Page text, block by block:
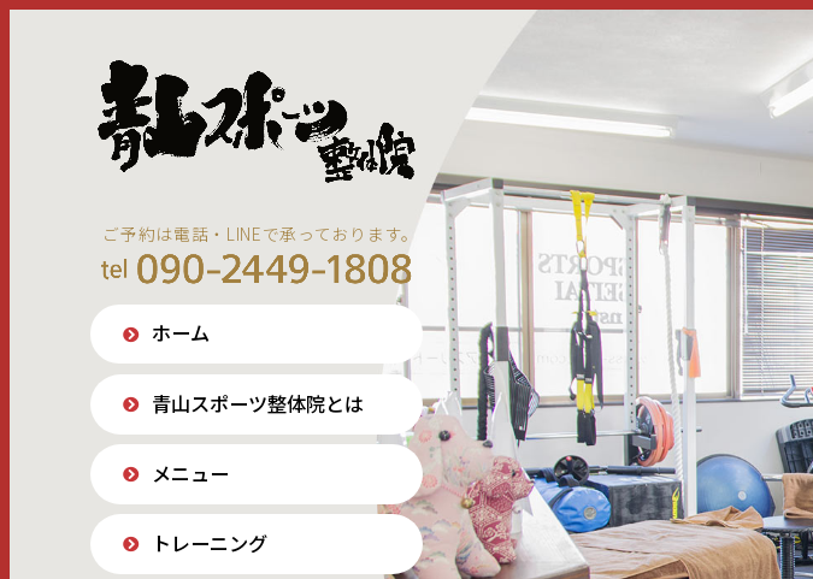
ご予約は電話・LINEで承っております。
ホーム
青山スポーツ整体院とは
メニュー
トレーニング